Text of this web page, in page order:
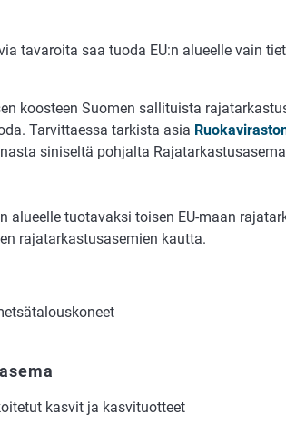
tavaroita saa tuoda EU:n alueelle vain
koosteen Suomen sallituista
Tarvittaessa tarkista asia
siniseltä pohjalta
alueelle tuotavaksi toisen EU-maan
rajatarkastusasemien kautta.
kasvit ja kasvituotteet